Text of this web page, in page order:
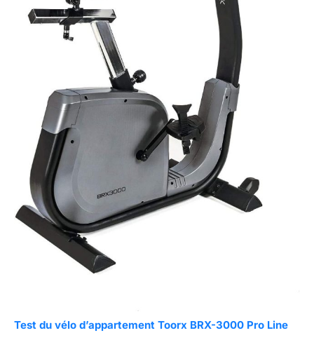
Test du vélo d’appartement Toorx BRX-3000 Pro Line